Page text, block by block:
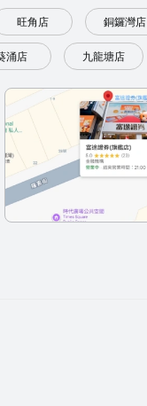
旺角店 銅鑼灣店
涌店 九龍塘店